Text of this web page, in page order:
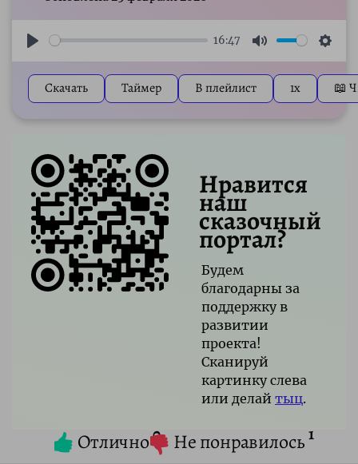
16:47
Mute
Скачать Таймер В плейлист 1x 📖
Нравится
наш
сказочный
портал?
Будем
благодарны за
поддержку в
развитии
проекта!
Сканируй
картинку слева
или делай тыц.
Отлично0 Не понравилось1